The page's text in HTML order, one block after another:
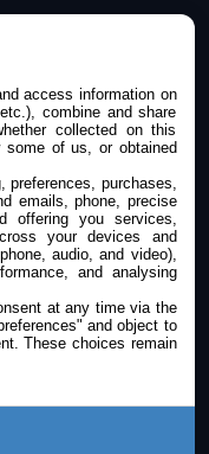
access information on
combine and share
collected on this
some of us, or obtained
purchases,
emails, phone, precise
offering you services,
your devices and
audio, and video),
and analysing
at any time via the
and object to
These choices remain